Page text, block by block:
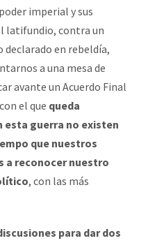
imperial y sus
latifundio, contra un
en rebeldía,
a una mesa de
avante un Acuerdo Final
el que queda
guerra no existen
que nuestros
a reconocer nuestro
, con las más
para dar dos